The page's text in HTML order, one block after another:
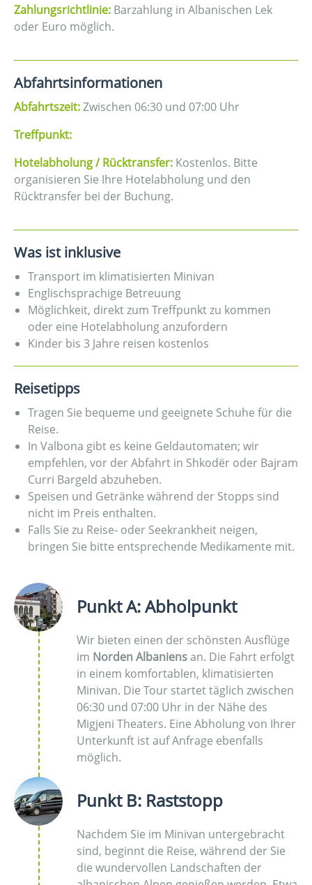
Zahlungsrichtlinie: Barzahlung in Albanischen Lek
oder Euro möglich.
Abfahrtsinformationen
Abfahrtszeit:Zwischen 06:30 und 07:00 Uhr
Treffpunkt:
Hotelabholung / Rücktransfer: Kostenlos. Bitte
organisieren Sie Ihre Hotelabholung und den
Rücktransfer bei der Buchung.
Was ist inklusive
Transport im klimatisierten Minivan
Englischsprachige Betreuung
Möglichkeit, direkt zum Treffpunkt zu kommen
oder eine Hotelabholung anzufordern
Kinder bis 3 Jahre reisen kostenlos
Reisetipps
Tragen Sie bequeme und geeignete Schuhe für die
Reise.
In Valbona gibt es keine Geldautomaten; wir
empfehlen, vor der Abfahrt in Shkodër oder Bajram
Curri Bargeld abzuheben.
Speisen und Getränke während der Stopps sind
nicht im Preis enthalten.
Falls Sie zu Reise- oder Seekrankheit neigen,
bringen Sie bitte entsprechende Medikamente mit.
Punkt A: Abholpunkt
Wir bieten einen der schönsten Ausflüge
im Norden Albaniensan. Die Fahrt erfolgt
in einem komfortablen, klimatisierten
Minivan. Die Tour startet täglich zwischen
06:30 und 07:00 Uhr in der Nähe des
Migjeni Theaters. Eine Abholung von Ihrer
Unterkunft ist auf Anfrage ebenfalls
möglich.
Punkt B: Raststopp
Nachdem Sie im Minivan untergebracht
sind, beginnt die Reise, während der Sie
die wundervollen Landschaften der